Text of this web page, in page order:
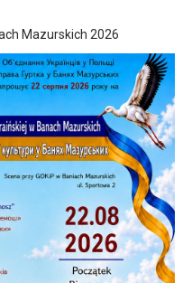
Mazurskich 2026